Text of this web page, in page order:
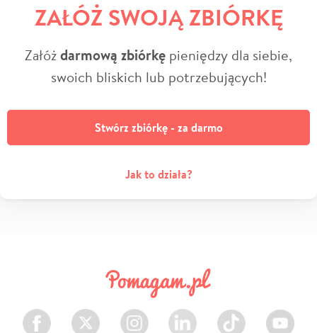
ZAŁÓŻ SWOJĄ ZBIÓRKĘ
Załóżdarmową zbiórkę pieniędzy dla siebie,
swoich bliskich lub potrzebujących!
Stwórz zbiórkę - za darmo
Jak to działa?
Facebook Twitter Instagram LinkedIn TikTok Youtube